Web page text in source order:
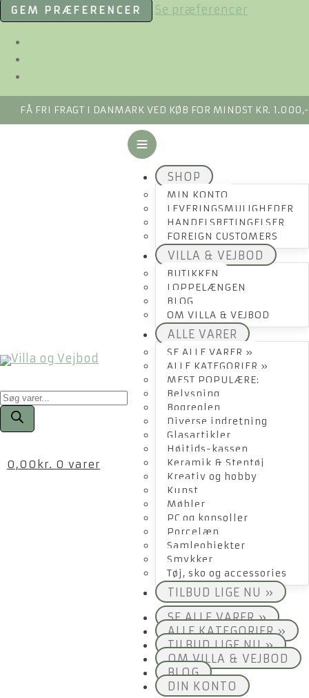
GEM PRÆFERENCER
Se præferencer
FÅ FRI FRAGT I DANMARK VED KØB FOR MINDST KR. 1.000,-
Products
search
0,00 kr. 0 varer
SHOP
MIN KONTO
LEVERINGSMULIGHEDER
HANDELSBETINGELSER
FOREIGN CUSTOMERS
VILLA & VEJBOD
BUTIKKEN
LOPPELÆNGEN
BLOG
OM VILLA & VEJBOD
ALLE VARER
SE ALLE VARER »
ALLE KATEGORIER »
MEST POPULÆRE:
Belysning
Bogreolen
Diverse indretning
Glasartikler
Højtids-kassen
Keramik & Stentøj
Kreativ og hobby
Kunst
Møbler
PC og konsoller
Porcelæn
Samleobjekter
Smykker
Tøj, sko og accessories
TILBUD LIGE NU »
SE ALLE VARER »
ALLE KATEGORIER »
TILBUD LIGE NU »
OM VILLA & VEJBOD
BLOG
DIN KONTO